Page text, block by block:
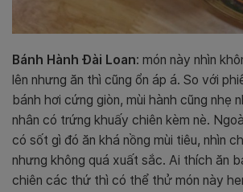
Bánh Hành Đài Loan: món này nhìn
lên nhưng ăn thì cũng ổn áp á. So với
bánh hơi cứng giòn, mùi hành cũng nhẹ
nhân có trứng khuấy chiên kèm nè.
có sốt gì đó ăn khá nồng mùi tiêu, nhìn
nhưng không quá xuất sắc. Ai thích ăn
chiên các thứ thì có thể thử món này